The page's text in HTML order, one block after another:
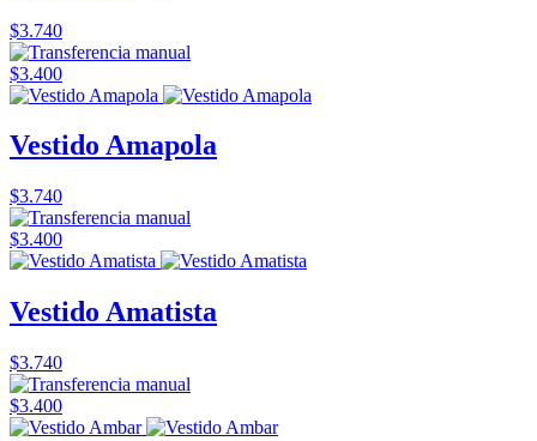
$3.740
$3.400
Vestido Amapola
$3.740
$3.400
Vestido Amatista
$3.740
$3.400